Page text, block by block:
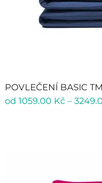
POVLEČENÍ BASIC
od 1059.00 Kč –